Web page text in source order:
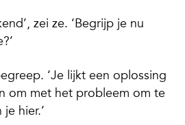
zei ze. ‘Begrijp je nu
‘Je lijkt een oplossing
om met het probleem om te
hier.’